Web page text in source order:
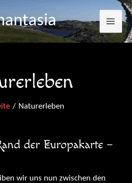
Naturerleben
der Europakarte –
wir uns nun zwischen den